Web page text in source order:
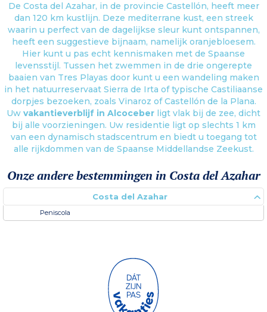
De Costa del Azahar, in de provincie Castellón, heeft meer
dan 120 km kustlijn. Deze mediterrane kust, een streek
waarin u perfect van de dagelijkse sleur kunt ontspannen,
heeft een suggestieve bijnaam, namelijk oranjebloesem.
Hier kunt u pas echt kennismaken met de Spaanse
levensstijl. Tussen het zwemmen in de drie ongerepte
baaien van Tres Playas door kunt u een wandeling maken
in het natuurreservaat Sierra de Irta of typische Castiliaanse
dorpjes bezoeken, zoals Vinaroz of Castellón de la Plana.
Uw vakantieverblijf in Alcoceber ligt vlak bij de zee, dicht
bij alle voorzieningen. Uw residentie ligt op slechts 1 km
van een dynamisch stadscentrum en biedt u toegang tot
alle rijkdommen van de Spaanse Middellandse Zeekust.
Onze andere bestemmingen in Costa del Azahar
Costa del Azahar
Peniscola